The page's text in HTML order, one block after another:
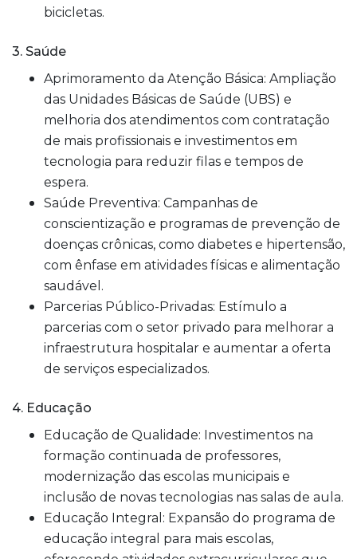
bicicletas.
3. Saúde
Aprimoramento da Atenção Básica: Ampliação
das Unidades Básicas de Saúde (UBS) e
melhoria dos atendimentos com contratação
de mais profissionais e investimentos em
tecnologia para reduzir filas e tempos de
espera.
Saúde Preventiva: Campanhas de
conscientização e programas de prevenção de
doenças crônicas, como diabetes e hipertensão,
com ênfase em atividades físicas e alimentação
saudável.
Parcerias Público-Privadas: Estímulo a
parcerias com o setor privado para melhorar a
infraestrutura hospitalar e aumentar a oferta
de serviços especializados.
4. Educação
Educação de Qualidade: Investimentos na
formação continuada de professores,
modernização das escolas municipais e
inclusão de novas tecnologias nas salas de aula.
Educação Integral: Expansão do programa de
educação integral para mais escolas,